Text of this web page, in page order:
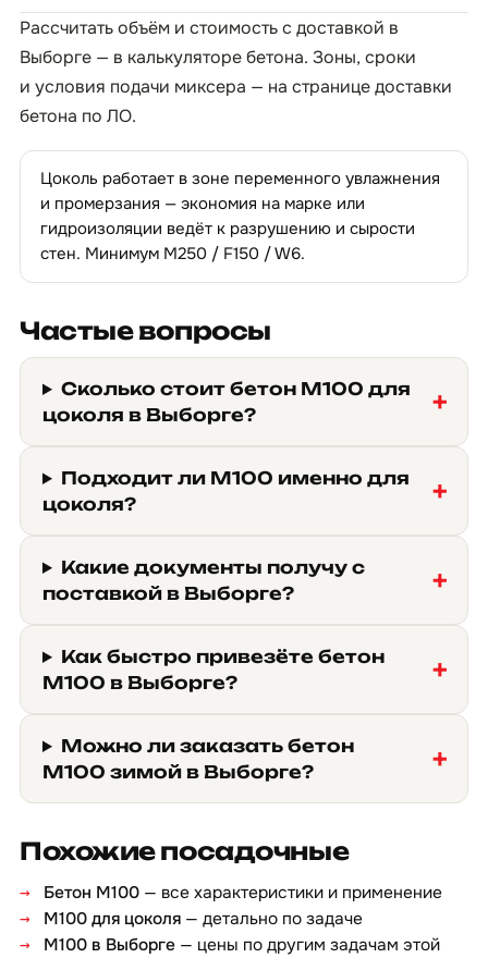
Рассчитать объём и стоимость с доставкой в
Выборге — в калькуляторе бетона. Зоны, сроки
и условия подачи миксера — на страницедоставки
бетона по ЛО.
Цоколь работает в зоне переменного увлажнения
и промерзания — экономия на марке или
гидроизоляции ведёт к разрушению и сырости
стен. Минимум М250 / F150 / W6.
Частые вопросы
Сколько стоит бетон М100 для
цоколя в Выборге?
Подходит ли М100 именно для
цоколя?
Какие документы получу с
поставкой в Выборге?
Как быстро привезёте бетон
М100 в Выборге?
Можно ли заказать бетон
М100 зимой в Выборге?
Похожие посадочные
Бетон М100 — все характеристики и применение
М100 для цоколя — детально по задаче
М100 в Выборге — цены по другим задачам этой